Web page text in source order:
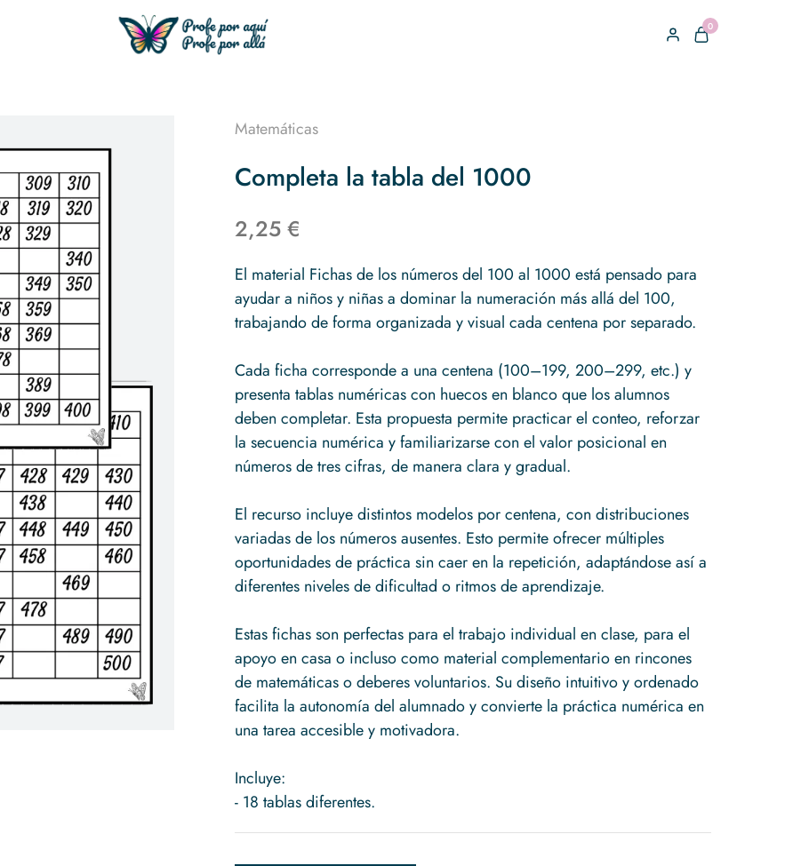
0
Matemáticas
Completa la tabla del 1000
2,25 €
El material Fichas de los números del 100 al 1000 está pensado para
ayudar a niños y niñas a dominar la numeración más allá del 100,
trabajando de forma organizada y visual cada centena por separado.
Cada ficha corresponde a una centena (100–199, 200–299, etc.) y
presenta tablas numéricas con huecos en blanco que los alumnos
deben completar. Esta propuesta permite practicar el conteo, reforzar
la secuencia numérica y familiarizarse con el valor posicional en
números de tres cifras, de manera clara y gradual.
El recurso incluye distintos modelos por centena, con distribuciones
variadas de los números ausentes. Esto permite ofrecer múltiples
oportunidades de práctica sin caer en la repetición, adaptándose así a
diferentes niveles de dificultad o ritmos de aprendizaje.
Estas fichas son perfectas para el trabajo individual en clase, para el
apoyo en casa o incluso como material complementario en rincones
de matemáticas o deberes voluntarios. Su diseño intuitivo y ordenado
facilita la autonomía del alumnado y convierte la práctica numérica en
una tarea accesible y motivadora.
Incluye: